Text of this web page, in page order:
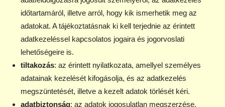
időtartamáról, illetve arról, hogy kik ismerhetik meg az
adatokat. A tájékoztatásnak ki kell terjednie az érintett
adatkezeléssel kapcsolatos jogaira és jogorvoslati
lehetőségeire is.
tiltakozás: az érintett nyilatkozata, amellyel személyes
adatainak kezelését kifogásolja, és az adatkezelés
megszüntetését, illetve a kezelt adatok törlését kéri.
adatbiztonság: az adatok jogosulatlan megszerzése,